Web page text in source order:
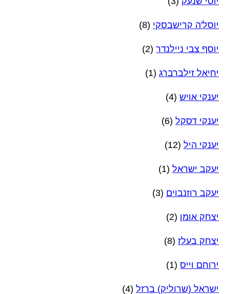
יוסל'ה קרישבסקי (8)
יוסף צבי ניילנדר (2)
יחיאל זילברברג (1)
יענקי אויש (4)
יענקי דסקל (6)
יענקי היל (12)
יעקב ישראל (1)
יעקב רוזנבוים (3)
יצחק אומן (2)
יצחק בעלז (8)
ירוחם וייס (1)
ישראל (שרוליק) ברזל (4)